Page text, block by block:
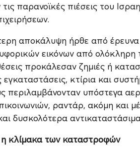
παρανοϊκές πιέσεις του
αποκάλυψη ήρθε από
εικόνων από
προκάλεσαν ζημιές ή
εγκαταστάσεις, κτίρια και
περιλαμβάνονταν υπόστεγα
ραντάρ, ακόμη και
δυσκολότερα
κλίμακα των καταστροφών